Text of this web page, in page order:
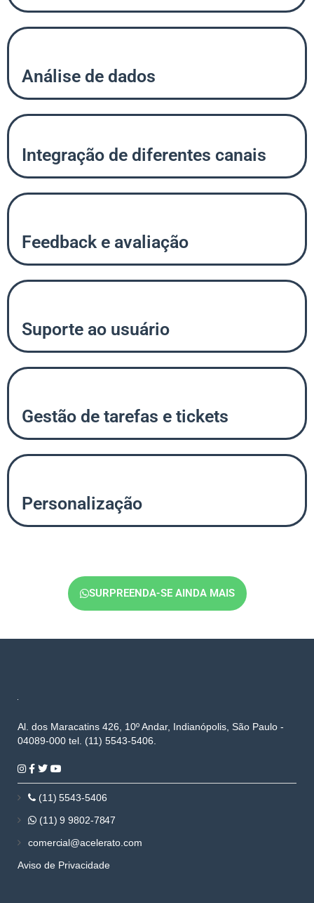
Análise de dados
Integração de diferentes canais
Feedback e avaliação
Suporte ao usuário
Gestão de tarefas e tickets
Personalização
SURPREENDA-SE AINDA MAIS
Al. dos Maracatins 426, 10º Andar, Indianópolis, São Paulo -
04089-000 tel. (11) 5543-5406.
(11) 5543-5406
(11) 9 9802-7847
comercial@acelerato.com
Aviso de Privacidade